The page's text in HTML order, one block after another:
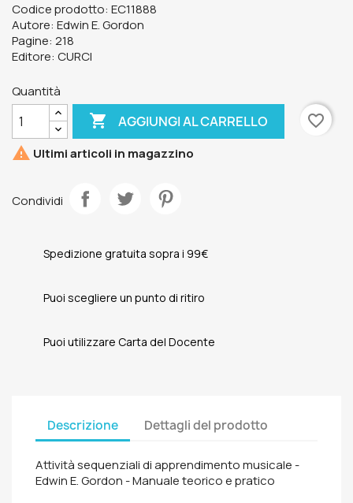
Codice prodotto: EC11888
Autore: Edwin E. Gordon
Pagine: 218
Editore: CURCI
Quantità
 AGGIUNGI AL CARRELLO
favorite_border
 Ultimi articoli in magazzino
Condividi
Spedizione gratuita sopra i 99€
Puoi scegliere un punto di ritiro
Puoi utilizzare Carta del Docente
Descrizione Dettagli del prodotto
Attività sequenziali di apprendimento musicale -
Edwin E. Gordon - Manuale teorico e pratico